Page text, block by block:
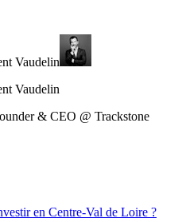
Vaudelin
Vaudelin
& CEO @ Trackstone
en Centre-Val de Loire ?